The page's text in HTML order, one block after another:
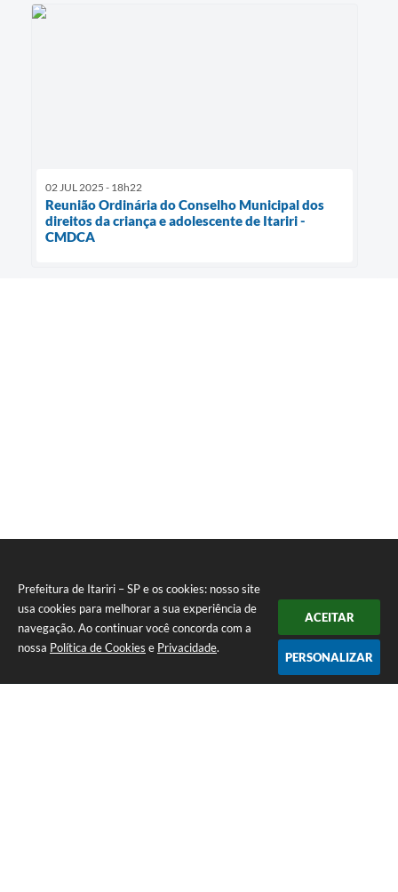
Prefeitura de Itariri – SP e os cookies: nosso site
usa cookies para melhorar a sua experiência de
navegação. Ao continuar você concorda com a
nossa Política de Cookies e Privacidade.
ACEITAR
PERSONALIZAR
02 JUL 2025 - 18h22
Reunião Ordinária do Conselho Municipal dos
direitos da criança e adolescente de Itariri -
CMDCA